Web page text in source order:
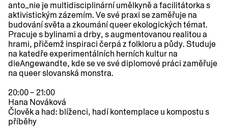
anto_nie je multidisciplinární umělkyně a facilitátorka s
aktivistickým zázemím. Ve své praxi se zaměřuje na
budování světa a zkoumání queer ekologických témat.
Pracuje s bylinami a drby, s augmentovanou realitou a
hrami, přičemž inspiraci čerpá z folkloru a půdy. Studuje
na katedře experimentálních herních kultur na
dieAngewandte, kde se ve své diplomové práci zaměřuje
na queer slovanská monstra.
20:00 – 21:00
Hana Nováková
Člověk a had: blíženci, hadí kontemplace u kompostu s
příběhy